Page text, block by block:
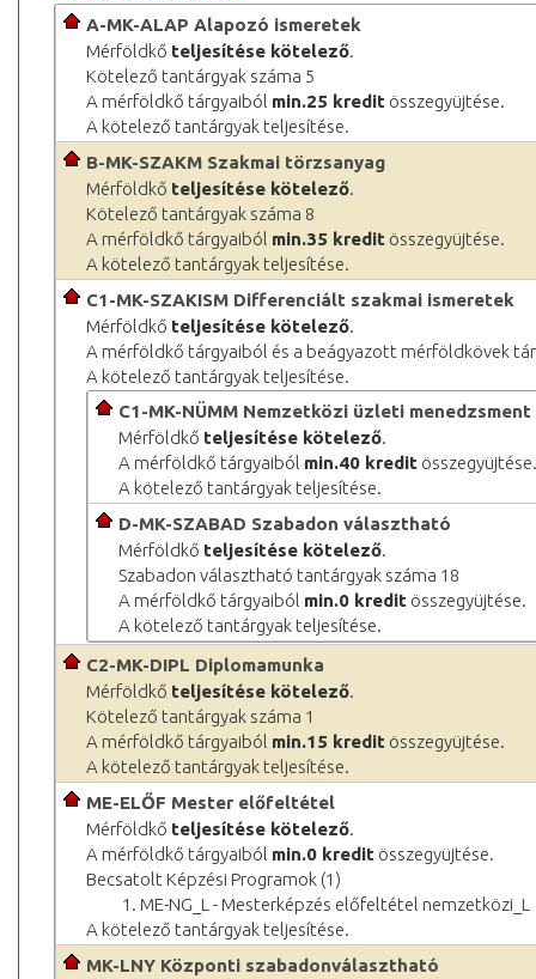
A-MK-ALAP Alapozó ismeretek
Mérföldkő teljesítése kötelező.
Kötelező tantárgyak száma 5
A mérföldkő tárgyaiból min.25 kredit összegyüjtése.
A kötelező tantárgyak teljesítése.
B-MK-SZAKM Szakmai törzsanyag
Mérföldkő teljesítése kötelező.
Kötelező tantárgyak száma 8
A mérföldkő tárgyaiból min.35 kredit összegyüjtése.
A kötelező tantárgyak teljesítése.
C1-MK-SZAKISM Differenciált szakmai ismeretek
Mérföldkő teljesítése kötelező.
A mérföldkő tárgyaiból és a beágyazott mérföldkövek
A kötelező tantárgyak teljesítése.
C1-MK-NÜMM Nemzetközi üzleti menedzsment
Mérföldkő teljesítése kötelező.
A mérföldkő tárgyaiból min.40 kredit összegyüjtése.
A kötelező tantárgyak teljesítése.
D-MK-SZABAD Szabadon választható
Mérföldkő teljesítése kötelező.
Szabadon választható tantárgyak száma 18
A mérföldkő tárgyaiból min.0 kredit összegyüjtése.
A kötelező tantárgyak teljesítése.
C2-MK-DIPL Diplomamunka
Mérföldkő teljesítése kötelező.
Kötelező tantárgyak száma 1
A mérföldkő tárgyaiból min.15 kredit összegyüjtése.
A kötelező tantárgyak teljesítése.
ME-ELŐF Mester előfeltétel
Mérföldkő teljesítése kötelező.
A mérföldkő tárgyaiból min.0 kredit összegyüjtése.
Becsatolt Képzési Programok (1)
1. ME-NG_L - Mesterképzés előfeltétel nemzetközi_L
A kötelező tantárgyak teljesítése.
MK-LNY Központi szabadonválasztható